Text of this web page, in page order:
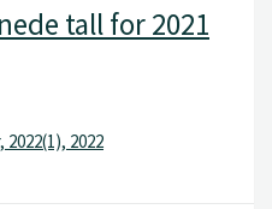
tall for 2021
2022